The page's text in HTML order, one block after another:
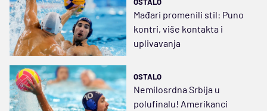
Mađari promenili stil: Puno
kontri, više kontakta i
uplivavanja
OSTALO
Nemilosrdna Srbija u
polufinalu! Amerikanci